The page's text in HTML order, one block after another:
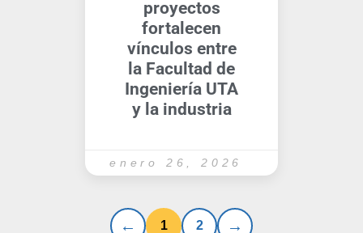
proyectos
fortalecen
vínculos entre
la Facultad de
Ingeniería UTA
y la industria
enero 26, 2026
1 2